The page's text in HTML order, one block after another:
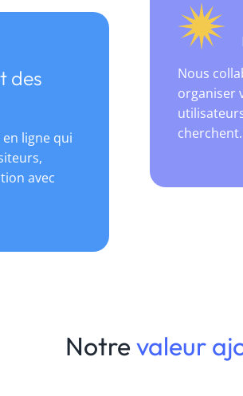
des
ligne qui
avec
Nous
organiser
cherchent.
Notre valeur